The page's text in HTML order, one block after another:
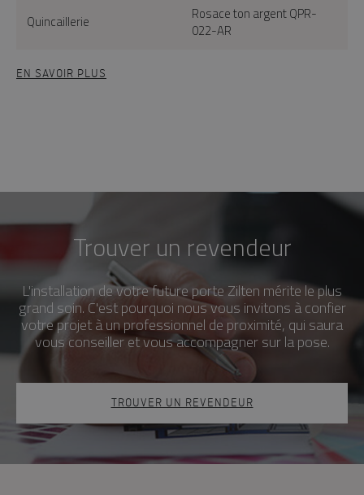
Quincaillerie Rosace ton argent QPR-
022-AR
EN SAVOIR PLUS
Trouver un revendeur
L'installation de votre future porte Zilten mérite le plus
grand soin. C'est pourquoi nous vous invitons à confier
votre projet à un professionnel de proximité, qui saura
vous conseiller et vous accompagner sur la pose.
TROUVER UN REVENDEUR